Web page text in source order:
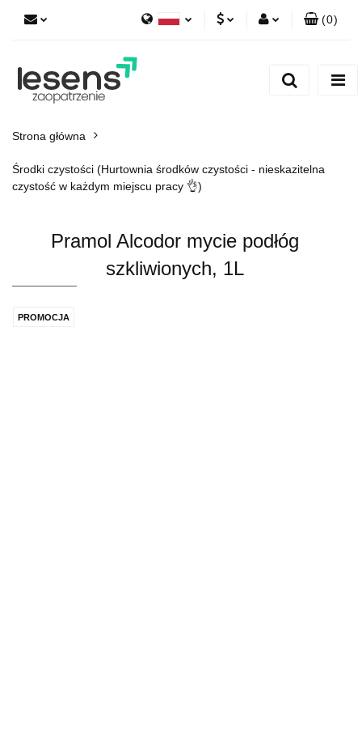
(0)
Strona główna
Środki czystości (Hurtownia środków czystości - nieskazitelna
czystość w każdym miejscu pracy 👌)
Pramol Alcodor mycie podłóg
szkliwionych, 1L
PROMOCJA